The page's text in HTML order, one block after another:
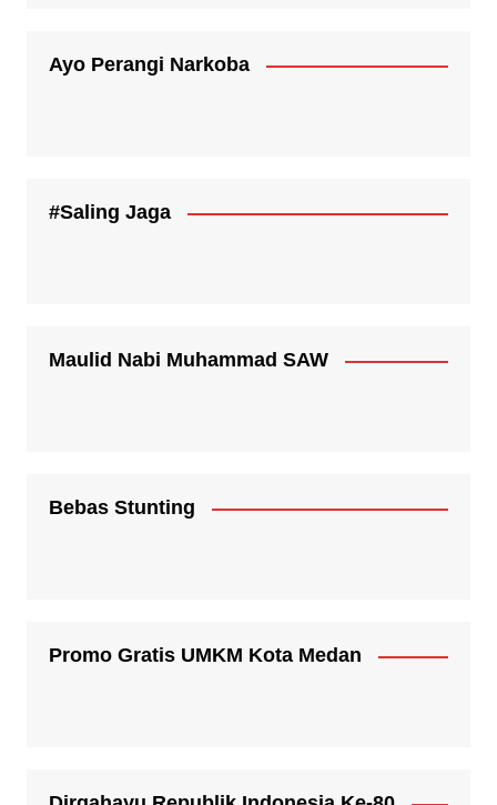
Ayo Perangi Narkoba
#Saling Jaga
Maulid Nabi Muhammad SAW
Bebas Stunting
Promo Gratis UMKM Kota Medan